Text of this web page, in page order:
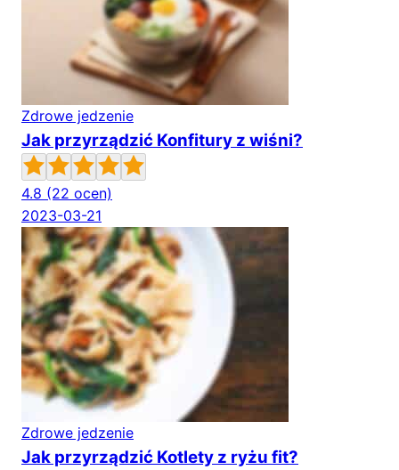
Zdrowe jedzenie
Jak przyrządzić Konfitury z wiśni?
4.8 (22 ocen)
2023-03-21
Zdrowe jedzenie
Jak przyrządzić Kotlety z ryżu fit?